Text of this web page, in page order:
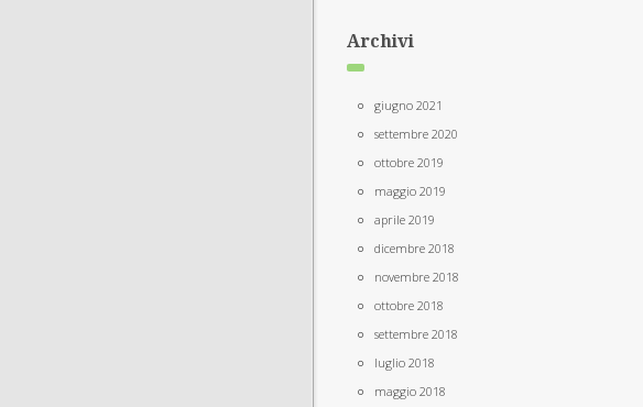
Archivi
giugno 2021
settembre 2020
ottobre 2019
maggio 2019
aprile 2019
dicembre 2018
novembre 2018
ottobre 2018
settembre 2018
luglio 2018
maggio 2018